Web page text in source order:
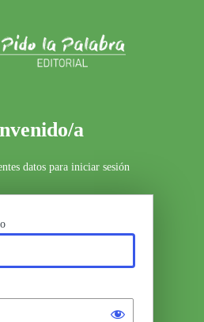
a
datos para iniciar sesión